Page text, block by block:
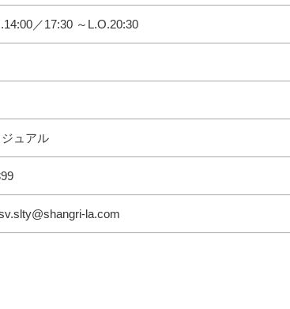
／17:30 ～L.O.20:30
ュアル
la.com